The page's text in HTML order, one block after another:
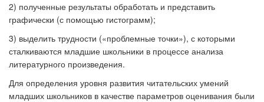
2) полученные результаты обработать и представить
графически (с помощью гистограмм);
3) выделить трудности («проблемные точки»), с которыми
сталкиваются младшие школьники в процессе анализа
литературного произведения.
Для определения уровня развития читательских умений
младших школьников в качестве параметров оценивания были